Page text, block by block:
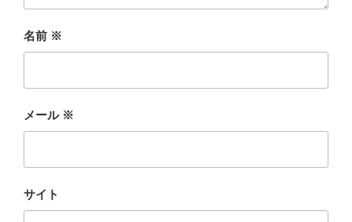
名前 ※
メール ※
サイト